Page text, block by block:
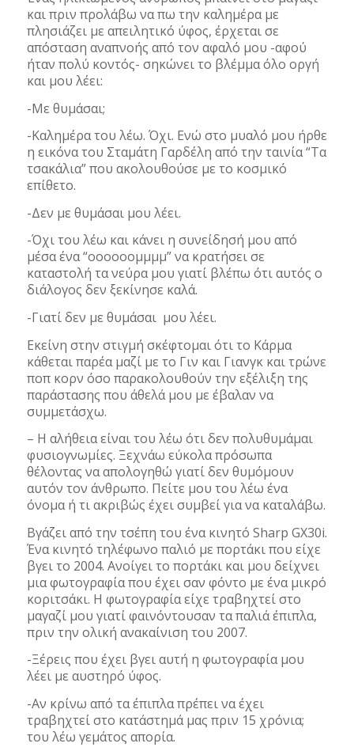
και πριν προλάβω να πω την καλημέρα με
πλησιάζει με απειλητικό ύφος, έρχεται σε
απόσταση αναπνοής από τον αφαλό μου -αφού
ήταν πολύ κοντός- σηκώνει το βλέμμα όλο οργή
και μου λέει:
-Με θυμάσαι;
-Καλημέρα του λέω. Όχι. Ενώ στο μυαλό μου ήρθε
η εικόνα του Σταμάτη Γαρδέλη από την ταινία “Τα
τσακάλια” που ακολουθούσε με το κοσμικό
επίθετο.
-Δεν με θυμάσαι μου λέει.
-Όχι του λέω και κάνει η συνείδησή μου από
μέσα ένα “ooooooμμμμ” να κρατήσει σε
καταστολή τα νεύρα μου γιατί βλέπω ότι αυτός ο
διάλογος δεν ξεκίνησε καλά.
-Γιατί δεν με θυμάσαι μου λέει.
Εκείνη στην στιγμή σκέφτομαι ότι το Κάρμα
κάθεται παρέα μαζί με το Γιν και Γιανγκ και τρώνε
ποπ κορν όσο παρακολουθούν την εξέλιξη της
παράστασης που άθελά μου με έβαλαν να
συμμετάσχω.
– Η αλήθεια είναι του λέω ότι δεν πολυθυμάμαι
φυσιογνωμίες. Ξεχνάω εύκολα πρόσωπα
θέλοντας να απολογηθώ γιατί δεν θυμόμουν
αυτόν τον άνθρωπο. Πείτε μου του λέω ένα
όνομα ή τι ακριβώς έχει συμβεί για να καταλάβω.
Βγάζει από την τσέπη του ένα κινητό Sharp GX30i.
Ένα κινητό τηλέφωνο παλιό με πορτάκι που είχε
βγει το 2004. Ανοίγει το πορτάκι και μου δείχνει
μια φωτογραφία που έχει σαν φόντο με ένα μικρό
κοριτσάκι. Η φωτογραφία είχε τραβηχτεί στο
μαγαζί μου γιατί φαινόντουσαν τα παλιά έπιπλα,
πριν την ολική ανακαίνιση του 2007.
-Ξέρεις που έχει βγει αυτή η φωτογραφία μου
λέει με αυστηρό ύφος.
-Αν κρίνω από τα έπιπλα πρέπει να έχει
τραβηχτεί στο κατάστημά μας πριν 15 χρόνια;
του λέω γεμάτος απορία.